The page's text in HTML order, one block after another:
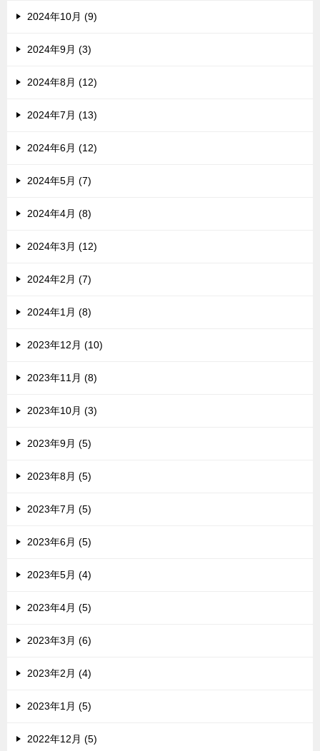
2024年10月 (9)
2024年9月 (3)
2024年8月 (12)
2024年7月 (13)
2024年6月 (12)
2024年5月 (7)
2024年4月 (8)
2024年3月 (12)
2024年2月 (7)
2024年1月 (8)
2023年12月 (10)
2023年11月 (8)
2023年10月 (3)
2023年9月 (5)
2023年8月 (5)
2023年7月 (5)
2023年6月 (5)
2023年5月 (4)
2023年4月 (5)
2023年3月 (6)
2023年2月 (4)
2023年1月 (5)
2022年12月 (5)